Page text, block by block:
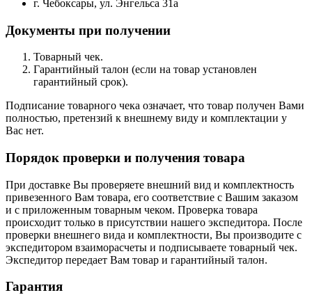
г. Чебоксары, ул. Энгельса 31а
Документы при получении
Товарный чек.
Гарантийный талон (если на товар установлен
гарантийный срок).
Подписание товарного чека означает, что товар получен Вами
полностью, претензий к внешнему виду и комплектации у
Вас нет.
Порядок проверки и получения товара
При доставке Вы проверяете внешний вид и комплектность
привезенного Вам товара, его соответствие с Вашим заказом
и с приложенным товарным чеком. Проверка товара
происходит только в присутствии нашего экспедитора. После
проверки внешнего вида и комплектности, Вы производите с
экспедитором взаиморасчеты и подписываете товарный чек.
Экспедитор передает Вам товар и гарантийный талон.
Гарантия